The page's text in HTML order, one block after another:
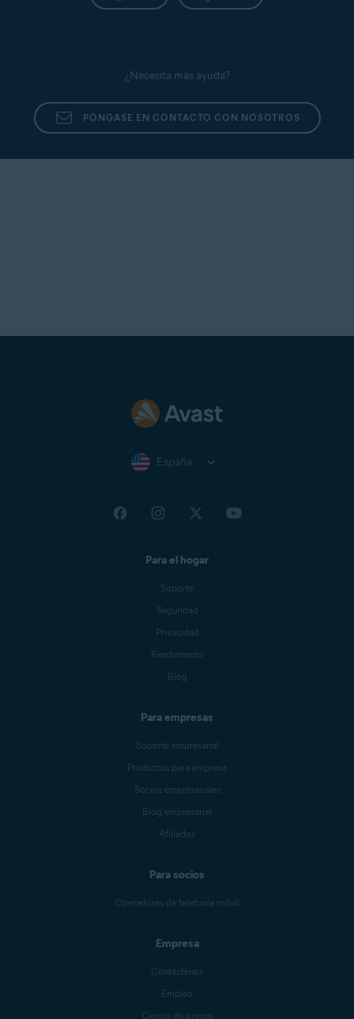
¿Necesita más ayuda?
PÓNGASE EN CONTACTO CON NOSOTROS
España
Para el hogar
Soporte
Seguridad
Privacidad
Rendimiento
Blog
Para empresas
Soporte empresarial
Productos para empresa
Socios empresariales
Blog empresarial
Afiliados
Para socios
Operadores de telefonía móvil
Empresa
Contáctenos
Empleo
Centro de prensa